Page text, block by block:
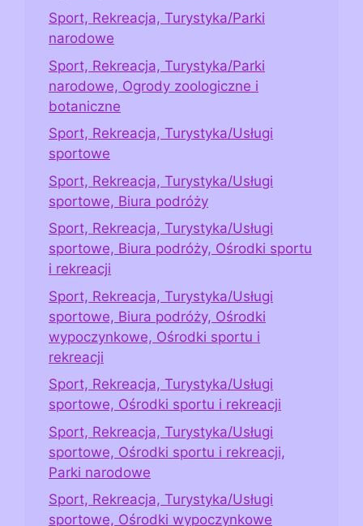
Sport, Rekreacja, Turystyka/Parki
narodowe
Sport, Rekreacja, Turystyka/Parki
narodowe, Ogrody zoologiczne i
botaniczne
Sport, Rekreacja, Turystyka/Usługi
sportowe
Sport, Rekreacja, Turystyka/Usługi
sportowe, Biura podróży
Sport, Rekreacja, Turystyka/Usługi
sportowe, Biura podróży, Ośrodki sportu
i rekreacji
Sport, Rekreacja, Turystyka/Usługi
sportowe, Biura podróży, Ośrodki
wypoczynkowe, Ośrodki sportu i
rekreacji
Sport, Rekreacja, Turystyka/Usługi
sportowe, Ośrodki sportu i rekreacji
Sport, Rekreacja, Turystyka/Usługi
sportowe, Ośrodki sportu i rekreacji,
Parki narodowe
Sport, Rekreacja, Turystyka/Usługi
sportowe, Ośrodki wypoczynkowe